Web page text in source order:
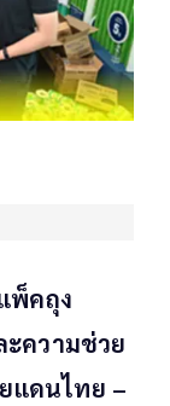
พ็คถุง
ะความช่วย
แดนไทย –